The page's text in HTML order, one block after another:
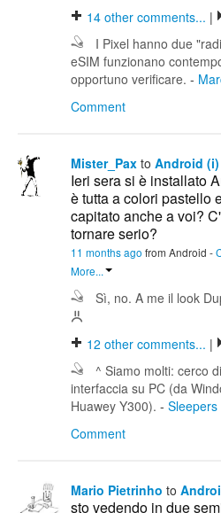
14 other comments... |
I Pixel hanno due
eSIM funzionano
opportuno verificare. -
Comment
Mister_Pax to Android (i)
Ieri sera si è installato
è tutta a colori pastello
capitato anche a voi?
tornare serio?
11 months ago from Android -
More...
Sì, no. A me il look
12 other comments... |
^ Siamo molti: cerco
interfaccia su PC (da
Huawey Y300). - Sleepers
Comment
Mario Pietrinho to
sto vedendo in due